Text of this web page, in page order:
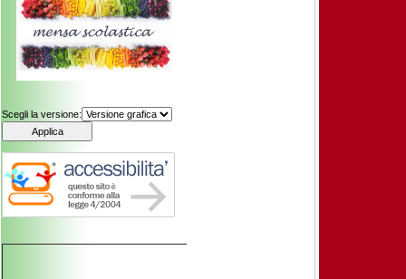
Scegli la versione: